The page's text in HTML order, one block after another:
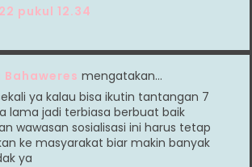
pukul 12.34
Bahaweres mengatakan…
ya kalau bisa ikutin tantangan 7
lama jadi terbiasa berbuat baik
wawasan sosialisasi ini harus tetap
ke masyarakat biar makin banyak
ya